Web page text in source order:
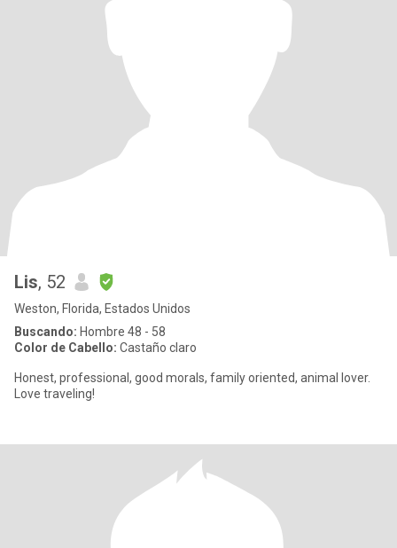
Lis, 52
Weston, Florida, Estados Unidos
Buscando: Hombre 48 - 58
Color de Cabello: Castaño claro
Honest, professional, good morals, family oriented, animal lover.
Love traveling!